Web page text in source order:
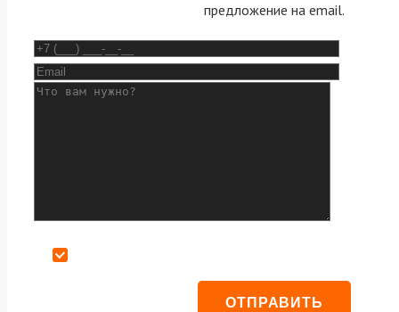
предложение на email.